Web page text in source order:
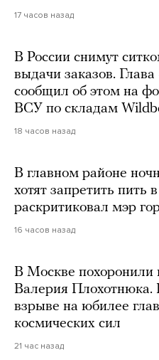
17 часов назад
В России снимут
выдачи заказов.
сообщил об этом на
ВСУ по складам
18 часов назад
В главном районе
хотят запретить пить
раскритиковал мэр
16 часов назад
В Москве похоронили
Валерия Плохотнюка.
взрыве на юбилее
космических сил
21 час назад